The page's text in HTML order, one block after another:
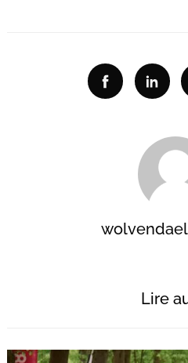
Facebook
Lire